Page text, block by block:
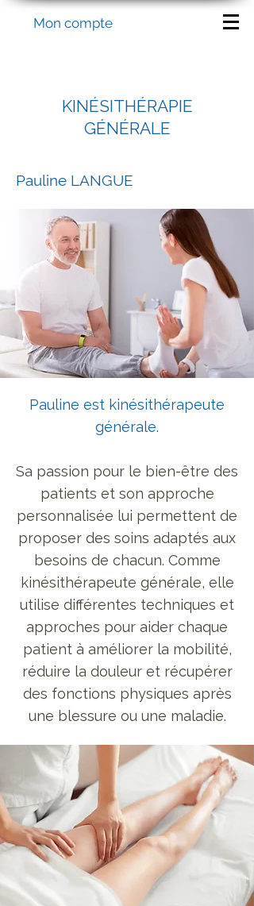
Mon compte
KINÉSITHÉRAPIE
GÉNÉRALE
Pauline LANGUE
Pauline est kinésithérapeute
générale.
Sa passion pour le bien-être des
patients et son approche
personnalisée lui permettent de
proposer des soins adaptés aux
besoins de chacun. Comme
kinésithérapeute générale, elle
utilise différentes techniques et
approches pour aider chaque
patient à améliorer la mobilité,
réduire la douleur et récupérer
des fonctions physiques après
une blessure ou une maladie.